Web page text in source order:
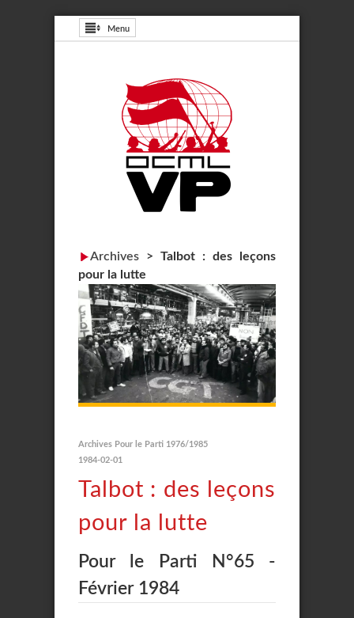
Menu
Archives > Talbot : des leçons
pour la lutte
Archives Pour le Parti 1976/1985
1984-02-01
Talbot : des leçons
pour la lutte
Pour le Parti N°65 -
Février 1984